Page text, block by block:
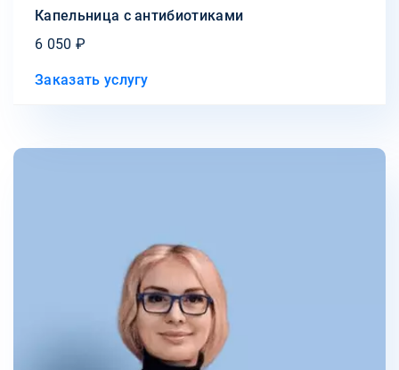
Капельница с антибиотиками
6 050 ₽
Заказать услугу